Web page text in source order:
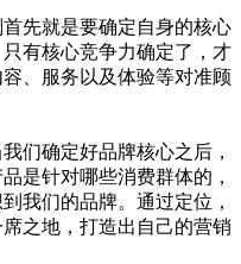
先就是要确定自身的核心
有核心竞争力确定了，才
、服务以及体验等对准顾
们确定好品牌核心之后，
是针对哪些消费群体的，
我们的品牌。通过定位，
之地，打造出自己的营销